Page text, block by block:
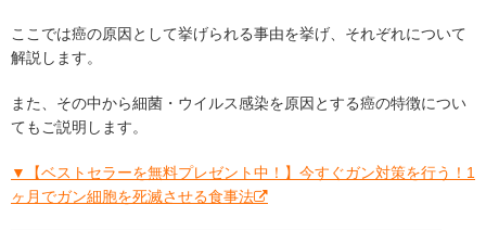
ここでは癌の原因として挙げられる事由を挙げ、それぞれについて
解説します。
また、その中から細菌・ウイルス感染を原因とする癌の特徴につい
てもご説明します。
▼【ベストセラーを無料プレゼント中！】今すぐガン対策を行う！1
ヶ月でガン細胞を死滅させる食事法